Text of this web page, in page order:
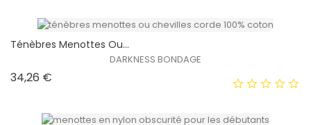
HORS STOCK
HORS STOCK
Ténèbres Menottes Ou...
DARKNESS BONDAGE
34,26 €